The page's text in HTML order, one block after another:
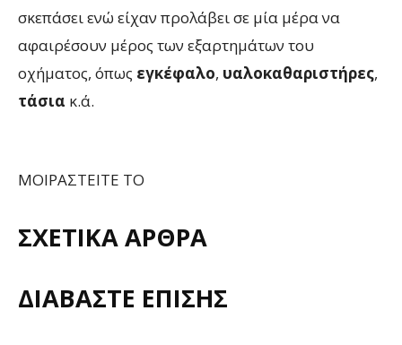
σκεπάσει ενώ είχαν προλάβει σε μία μέρα να
αφαιρέσουν μέρος των εξαρτημάτων του
οχήματος, όπως εγκέφαλο, υαλοκαθαριστήρες,
τάσια κ.ά.
ΜΟΙΡΑΣΤΕΙΤΕ ΤΟ
ΣΧΕΤΙΚΑ ΑΡΘΡΑ
ΔΙΑΒΑΣΤΕ ΕΠΙΣΗΣ